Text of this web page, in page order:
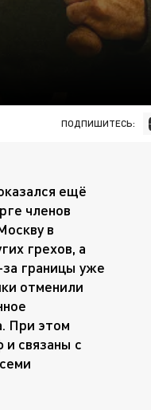
ПОДПИШИТЕСЬ:
ещё
членов
в
грехов, а
границы уже
отменили
При этом
связаны с